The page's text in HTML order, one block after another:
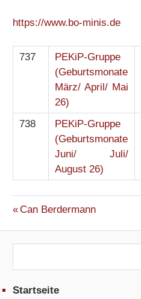
https://www.bo-minis.de
737
PEKiP-Gruppe
(Geburtsmonate
März/ April/ Mai
26)
738
PEKiP-Gruppe
(Geburtsmonate
Juni/ Juli/
August 26)
Beitrags-
Navigation
Vorheriger
Can Berdermann
Startseite